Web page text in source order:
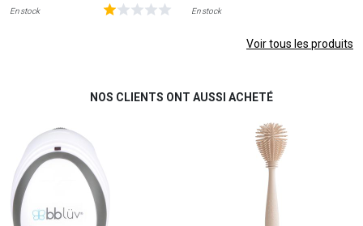
En stock En stock
Voir tous les produits
NOS CLIENTS ONT AUSSI ACHETÉ